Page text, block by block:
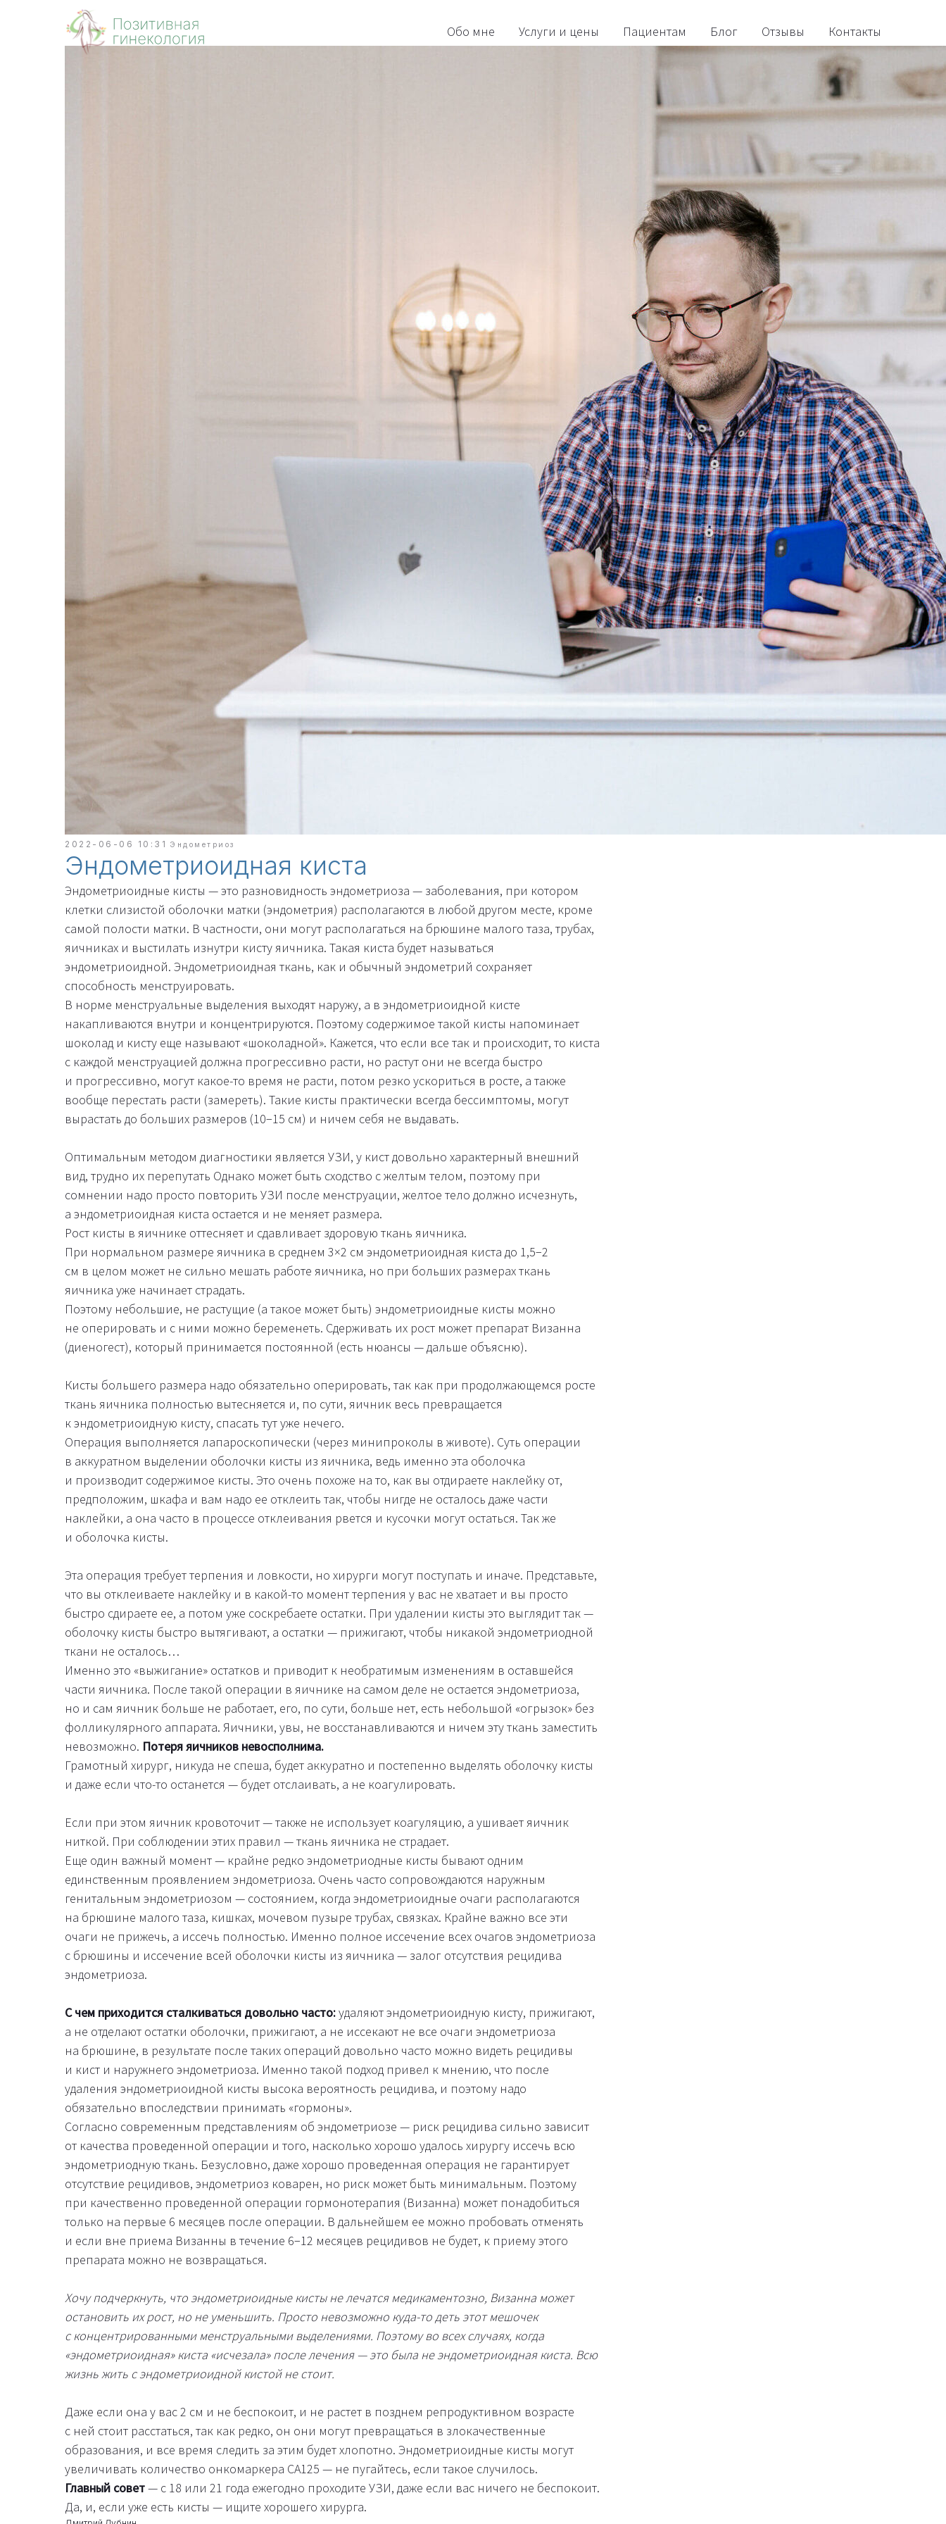
Обо мне Услуги и цены Пациентам Блог Отзывы Контакты
2022-06-06 10:31 Эндометриоз
Эндометриоидная киста
Эндометриоидные кисты — это разновидность эндометриоза — заболевания, при котором
клетки слизистой оболочки матки (эндометрия) располагаются в любой другом месте, кроме
самой полости матки. В частности, они могут располагаться на брюшине малого таза, трубах,
яичниках и выстилать изнутри кисту яичника. Такая киста будет называться
эндометриоидной. Эндометриоидная ткань, как и обычный эндометрий сохраняет
способность менструировать.
В норме менструальные выделения выходят наружу, а в эндометриоидной кисте
накапливаются внутри и концентрируются. Поэтому содержимое такой кисты напоминает
шоколад и кисту еще называют «шоколадной». Кажется, что если все так и происходит, то киста
с каждой менструацией должна прогрессивно расти, но растут они не всегда быстро
и прогрессивно, могут какое-то время не расти, потом резко ускориться в росте, а также
вообще перестать расти (замереть). Такие кисты практически всегда бессимптомы, могут
вырастать до больших размеров (10−15 см) и ничем себя не выдавать.
Оптимальным методом диагностики является УЗИ, у кист довольно характерный внешний
вид, трудно их перепутать Однако может быть сходство с желтым телом, поэтому при
сомнении надо просто повторить УЗИ после менструации, желтое тело должно исчезнуть,
а эндометриоидная киста остается и не меняет размера.
Рост кисты в яичнике оттесняет и сдавливает здоровую ткань яичника.
При нормальном размере яичника в среднем 3×2 см эндометриоидная киста до 1,5−2
см в целом может не сильно мешать работе яичника, но при больших размерах ткань
яичника уже начинает страдать.
Поэтому небольшие, не растущие (а такое может быть) эндометриоидные кисты можно
не оперировать и с ними можно беременеть. Сдерживать их рост может препарат Визанна
(диеногест), который принимается постоянной (есть нюансы — дальше объясню).
Кисты большего размера надо обязательно оперировать, так как при продолжающемся росте
ткань яичника полностью вытесняется и, по сути, яичник весь превращается
к эндометриоидную кисту, спасать тут уже нечего.
Операция выполняется лапароскопически (через минипроколы в животе). Суть операции
в аккуратном выделении оболочки кисты из яичника, ведь именно эта оболочка
и производит содержимое кисты. Это очень похоже на то, как вы отдираете наклейку от,
предположим, шкафа и вам надо ее отклеить так, чтобы нигде не осталось даже части
наклейки, а она часто в процессе отклеивания рвется и кусочки могут остаться. Так же
и оболочка кисты.
Эта операция требует терпения и ловкости, но хирурги могут поступать и иначе. Представьте,
что вы отклеиваете наклейку и в какой-то момент терпения у вас не хватает и вы просто
быстро сдираете ее, а потом уже соскребаете остатки. При удалении кисты это выглядит так —
оболочку кисты быстро вытягивают, а остатки — прижигают, чтобы никакой эндометриодной
ткани не осталось…
Именно это «выжигание» остатков и приводит к необратимым изменениям в оставшейся
части яичника. После такой операции в яичнике на самом деле не остается эндометриоза,
но и сам яичник больше не работает, его, по сути, больше нет, есть небольшой «огрызок» без
фолликулярного аппарата. Яичники, увы, не восстанавливаются и ничем эту ткань заместить
невозможно. Потеря яичников невосполнима.
Грамотный хирург, никуда не спеша, будет аккуратно и постепенно выделять оболочку кисты
и даже если что-то останется — будет отслаивать, а не коагулировать.
Если при этом яичник кровоточит — также не использует коагуляцию, а ушивает яичник
ниткой. При соблюдении этих правил — ткань яичника не страдает.
Еще один важный момент — крайне редко эндометриодные кисты бывают одним
единственным проявлением эндометриоза. Очень часто сопровождаются наружным
генитальным эндометриозом — состоянием, когда эндометриоидные очаги располагаются
на брюшине малого таза, кишках, мочевом пузыре трубах, связках. Крайне важно все эти
очаги не прижечь, а иссечь полностью. Именно полное иссечение всех очагов эндометриоза
с брюшины и иссечение всей оболочки кисты из яичника — залог отсутствия рецидива
эндометриоза.
С чем приходится сталкиваться довольно часто:удаляют эндометриоидную кисту, прижигают,
а не отделают остатки оболочки, прижигают, а не иссекают не все очаги эндометриоза
на брюшине, в результате после таких операций довольно часто можно видеть рецидивы
и кист и наружнего эндометриоза. Именно такой подход привел к мнению, что после
удаления эндометриоидной кисты высока вероятность рецидива, и поэтому надо
обязательно впоследствии принимать «гормоны».
Согласно современным представлениям об эндометриозе — риск рецидива сильно зависит
от качества проведенной операции и того, насколько хорошо удалось хирургу иссечь всю
эндометриодную ткань. Безусловно, даже хорошо проведенная операция не гарантирует
отсутствие рецидивов, эндометриоз коварен, но риск может быть минимальным. Поэтому
при качественно проведенной операции гормонотерапия (Визанна) может понадобиться
только на первые 6 месяцев после операции. В дальнейшем ее можно пробовать отменять
и если вне приема Визанны в течение 6−12 месяцев рецидивов не будет, к приему этого
препарата можно не возвращаться.
Хочу подчеркнуть, что эндометриоидные кисты не лечатся медикаментозно, Визанна может
остановить их рост, но не уменьшить. Просто невозможно куда-то деть этот мешочек
с концентрированными менструальными выделениями. Поэтому во всех случаях, когда
«эндометриоидная» киста «исчезала» после лечения — это была не эндометриоидная киста. Всю
жизнь жить с эндометриоидной кистой не стоит.
Даже если она у вас 2 см и не беспокоит, и не растет в позднем репродуктивном возрасте
с ней стоит расстаться, так как редко, он они могут превращаться в злокачественные
образования, и все время следить за этим будет хлопотно. Эндометриоидные кисты могут
увеличивать количество онкомаркера СА125 — не пугайтесь, если такое случилось.
Главный совет— с 18 или 21 года ежегодно проходите УЗИ, даже если вас ничего не беспокоит.
Да, и, если уже есть кисты — ищите хорошего хирурга.